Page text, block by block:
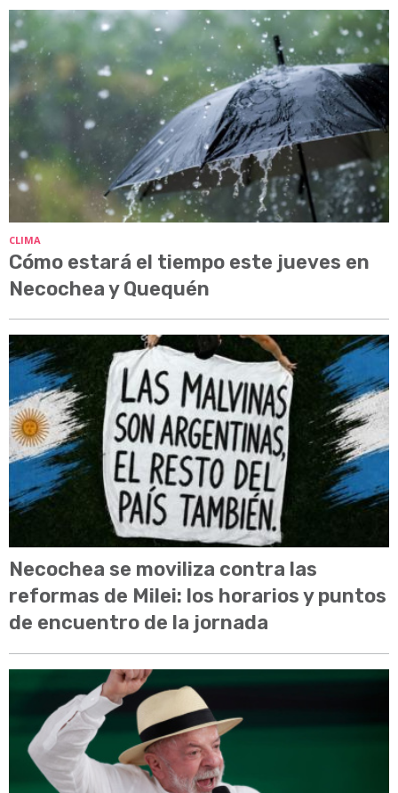
CLIMA
Cómo estará el tiempo este jueves en
Necochea y Quequén
Necochea se moviliza contra las
reformas de Milei: los horarios y puntos
de encuentro de la jornada